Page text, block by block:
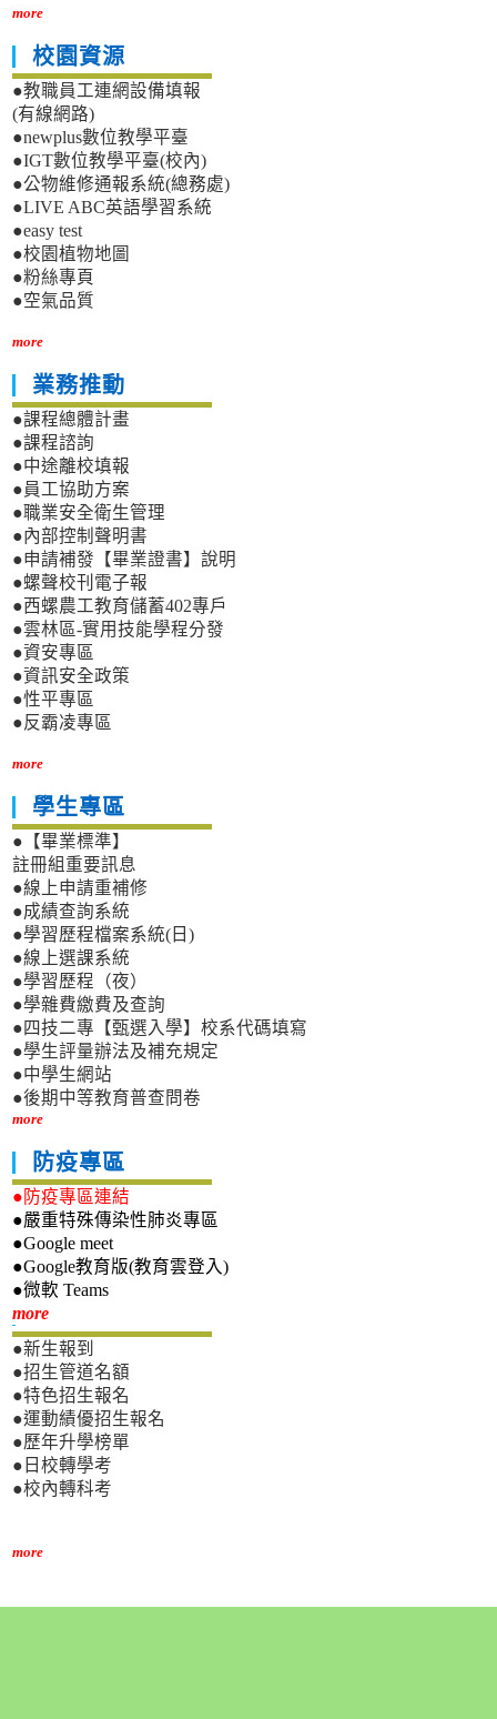
more
校園資源
●教職員工連網設備填報
(有線網路)
●newplus數位教學平臺
●IGT數位教學平臺(校內)
●公物維修通報系統(總務處)
●LIVE ABC英語學習系統
●easy test
●校園植物地圖
●粉絲專頁
●空氣品質
more
業務推動
●課程總體計畫
●課程諮詢
●中途離校填報
●員工協助方案
●職業安全衛生管理
●內部控制聲明書
●申請補發【畢業證書】說明
●螺聲校刊電子報
●西螺農工教育儲蓄402專戶
●雲林區-實用技能學程分發
●資安專區
●資訊安全政策
●性平專區
●反霸凌專區
more
學生專區
●【畢業標準】
註冊組重要訊息
●線上申請重補修
●成績查詢系統
●學習歷程檔案系統(日)
●線上選課系統
●學習歷程（夜）
●學雜費繳費及查詢
●四技二專【甄選入學】校系代碼填寫
●學生評量辦法及補充規定
●中學生網站
●後期中等教育普查問卷
more
防疫專區
●防疫專區連結
●嚴重特殊傳染性肺炎專區
●Google meet
●Google教育版(教育雲登入)
●微軟 Teams
more新生專區
●新生報到
●招生管道名額
●特色招生報名
●運動績優招生報名
●歷年升學榜單
●日校轉學考
●校內轉科考
more